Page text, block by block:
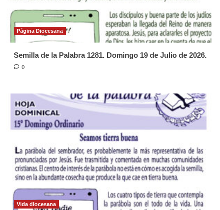
Página Diocesana
Semilla de la Palabra 1281. Domingo 19 de Julio de 2026.
0
Vida diocesana